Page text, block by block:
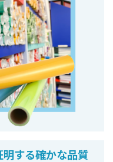
する確かな品質